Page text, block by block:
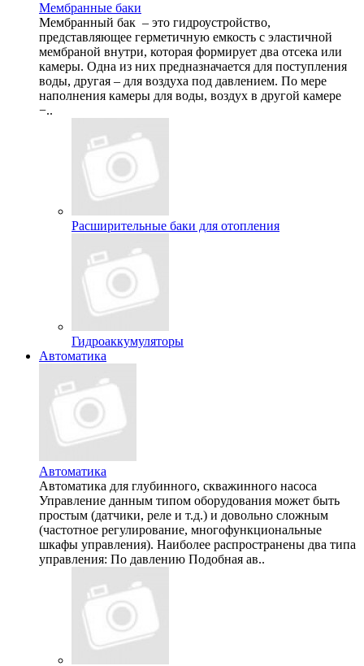
Мембранные баки
Мембранный бак – это гидроустройство,
представляющее герметичную емкость с эластичной
мембраной внутри, которая формирует два отсека или
камеры. Одна из них предназначается для поступления
воды, другая – для воздуха под давлением. По мере
наполнения камеры для воды, воздух в другой камере
−..
Расширительные баки для отопления
Гидроаккумуляторы
Автоматика
Автоматика
Автоматика для глубинного, скважинного насоса
Управление данным типом оборудования может быть
простым (датчики, реле и т.д.) и довольно сложным
(частотное регулирование, многофункциональные
шкафы управления). Наиболее распространены два типа
управления: По давлению Подобная ав..